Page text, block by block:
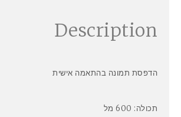
Description
הדפסת תמונה בהתאמה אישית
תכולה: 600 מל